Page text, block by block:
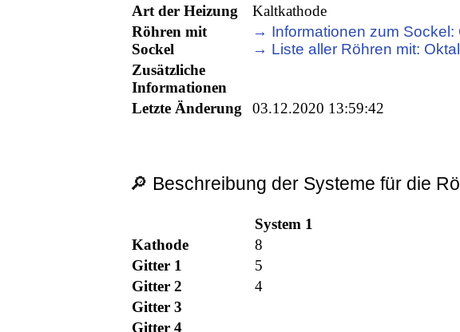
Art der Heizung
Kaltkathode
Röhren mit
Sockel
→ Informationen zum Sockel:
→ Liste aller Röhren mit:
Zusätzliche
Informationen
Letzte Änderung
03.12.2020 13:59:42
🔎 Beschreibung der Systeme für die
System 1
Kathode
8
Gitter 1
5
Gitter 2
4
Gitter 3
Gitter 4